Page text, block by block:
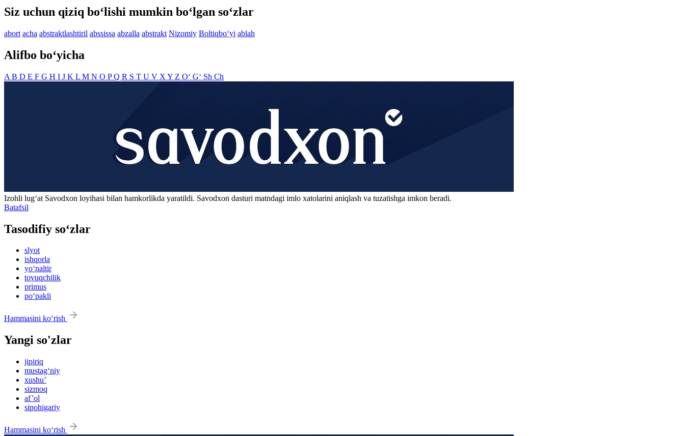
Siz uchun qiziq bo‘lishi mumkin bo‘lgan so‘zlar
abort acha abstraktlashtiril abssissa abzalla abstrakt Nizomiy Boltiqbo‘yi ablah
Alifbo bo‘yicha
A B D E F G H I J K L M N O PQ R S T U V X Y Z O‘ G‘ Sh Ch
Izohli lugʻat Savodxon loyihasi bilan hamkorlikda yaratildi. Savodxon dasturi matndagi imlo xatolarini aniqlash va tuzatishga imkon beradi.
Batafsil
Tasodifiy so‘zlar
slyot
ishqorla
yo‘naltir
tovuqchilik
primus
po‘pakli
Hammasini ko‘rish
Yangi so'zlar
jipiriq
mustag‘niy
xushu’
sizmoq
af’ol
sipohigariy
Hammasini ko‘rish